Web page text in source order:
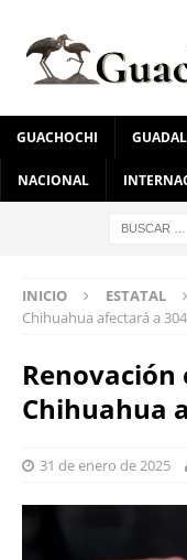
GUACHOCHI
NACIONAL
INICIO ESTATAL
Chihuahua afectará a
Renovación
Chihuahua
31 de enero de 2025